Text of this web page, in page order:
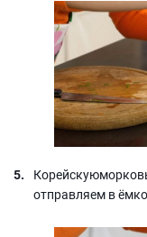
отправляем в